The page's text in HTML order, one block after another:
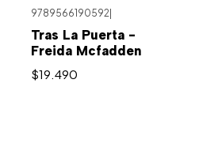
9789566190592
Tras La Puerta -
Freida Mcfadden
$19.490